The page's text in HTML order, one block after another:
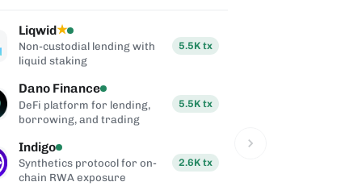
Liqwid★
Non-custodial lending with
liquid staking
5.5K tx
Dano Finance
DeFi platform for lending,
borrowing, and trading
5.5K tx
Indigo
Synthetics protocol for on-
chain RWA exposure
2.6K tx